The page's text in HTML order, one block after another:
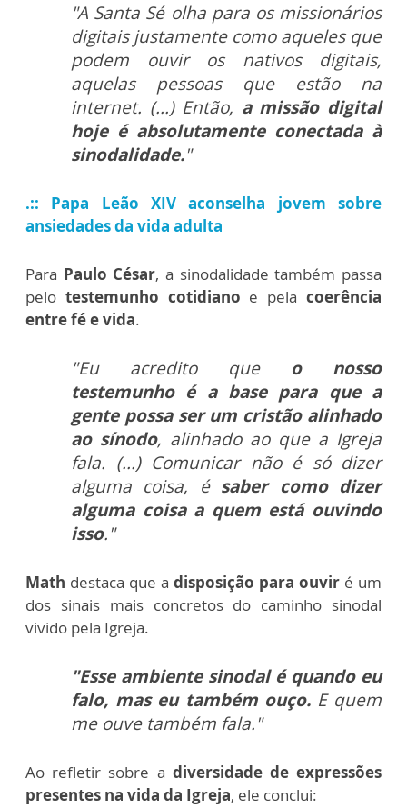
"A Santa Sé olha para os missionários
digitais justamente como aqueles que
podem ouvir os nativos digitais,
aquelas pessoas que estão na
internet. (...) Então, a missão digital
hoje é absolutamente conectada à
sinodalidade."
.:: Papa Leão XIV aconselha jovem sobre
ansiedades da vida adulta
Para Paulo César, a sinodalidade também passa
pelo testemunho cotidiano e pelacoerência
entre fé e vida.
"Eu acredito que o nosso
testemunho é a base para que a
gente possa ser um cristão alinhado
ao sínodo, alinhado ao que a Igreja
fala. (...) Comunicar não é só dizer
alguma coisa, é saber como dizer
alguma coisa a quem está ouvindo
isso."
Math destaca que a disposição para ouvir é um
dos sinais mais concretos do caminho sinodal
vivido pela Igreja.
"Esse ambiente sinodal é quando eu
falo, mas eu também ouço.E quem
me ouve também fala."
Ao refletir sobre a diversidade de expressões
presentes na vida da Igreja, ele conclui: